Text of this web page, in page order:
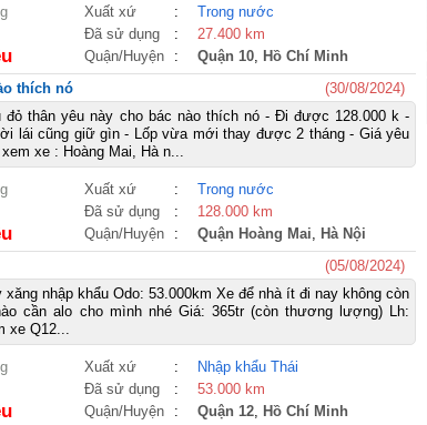
Xuất xứ :
Trong nước
Đã sử dụng :
27.400 km
Quận/Huyện : Quận 10, Hồ Chí Minh
thích nó
(30/08/2024)
đỏ thân yêu này cho bác nào thích nó - Đi được 128.000 k -
lái cũng giữ gìn - Lốp vừa mới thay được 2 tháng - Giá yêu
xe : Hoàng Mai, Hà n...
Xuất xứ :
Trong nước
Đã sử dụng :
128.000 km
Quận/Huyện : Quận Hoàng Mai, Hà Nội
(05/08/2024)
xăng nhập khẩu Odo: 53.000km Xe để nhà ít đi nay không còn
cần alo cho mình nhé Giá: 365tr (còn thương lượng) Lh:
xe Q12...
Xuất xứ :
Nhập khẩu Thái
Đã sử dụng :
53.000 km
Quận/Huyện : Quận 12, Hồ Chí Minh